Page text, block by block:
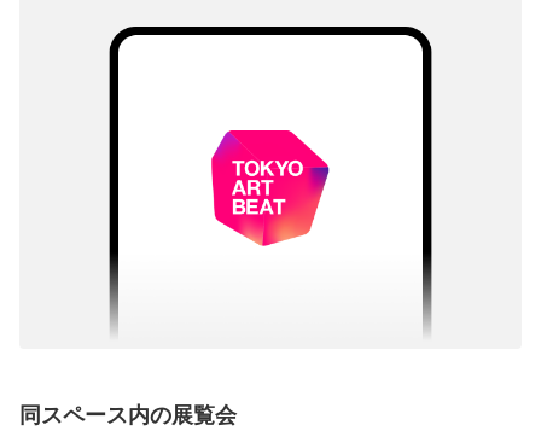
同スペース内の展覧会